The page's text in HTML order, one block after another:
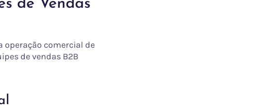
de Vendas
operação comercial de
de vendas B2B